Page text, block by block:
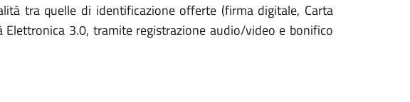
tra quelle di identificazione offerte (firma digitale, Carta
Elettronica 3.0, tramite registrazione audio/video e bonifico